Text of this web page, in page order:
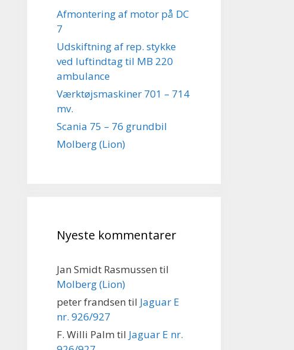
Afmontering af motor på DC
7
Udskiftning af rep. stykke
ved luftindtag til MB 220
ambulance
Værktøjsmaskiner 701 – 714
mv.
Scania 75 – 76 grundbil
Molberg (Lion)
Nyeste kommentarer
Jan Smidt Rasmussen til
Molberg (Lion)
peter frandsen til Jaguar E
nr. 926/927
F. Willi Palm til Jaguar E nr.